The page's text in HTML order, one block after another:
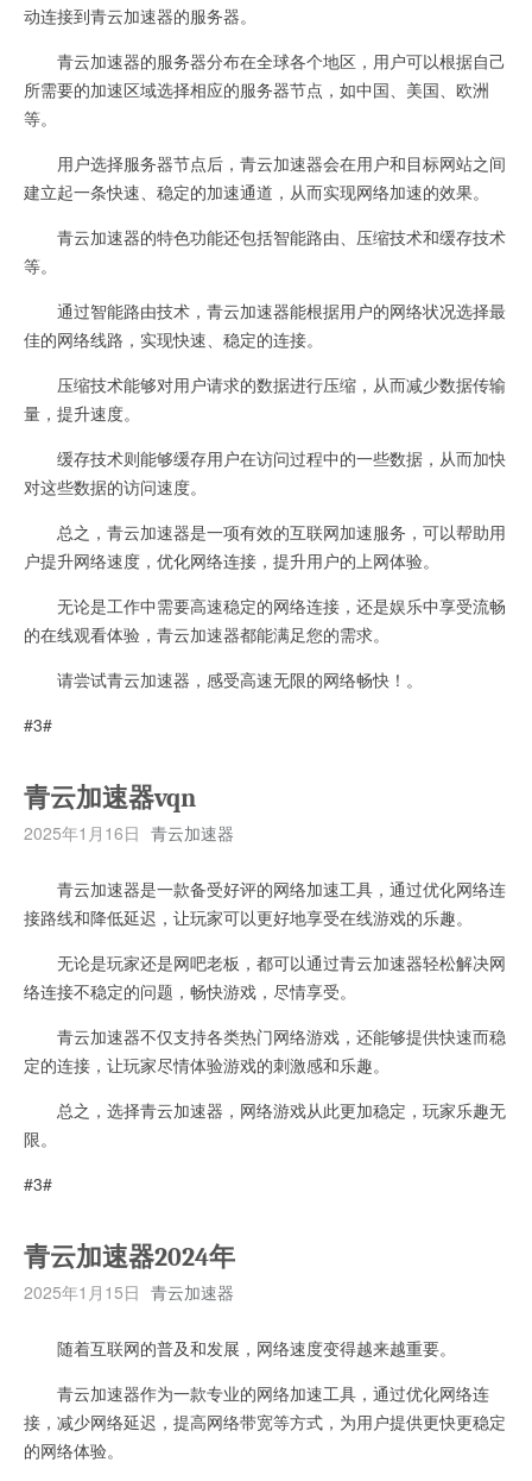
动连接到青云加速器的服务器。
青云加速器的服务器分布在全球各个地区，用户可以根据自己
所需要的加速区域选择相应的服务器节点，如中国、美国、欧洲
等。
用户选择服务器节点后，青云加速器会在用户和目标网站之间
建立起一条快速、稳定的加速通道，从而实现网络加速的效果。
青云加速器的特色功能还包括智能路由、压缩技术和缓存技术
等。
通过智能路由技术，青云加速器能根据用户的网络状况选择最
佳的网络线路，实现快速、稳定的连接。
压缩技术能够对用户请求的数据进行压缩，从而减少数据传输
量，提升速度。
缓存技术则能够缓存用户在访问过程中的一些数据，从而加快
对这些数据的访问速度。
总之，青云加速器是一项有效的互联网加速服务，可以帮助用
户提升网络速度，优化网络连接，提升用户的上网体验。
无论是工作中需要高速稳定的网络连接，还是娱乐中享受流畅
的在线观看体验，青云加速器都能满足您的需求。
请尝试青云加速器，感受高速无限的网络畅快！。
#3#
青云加速器vqn
2025年1月16日 青云加速器
青云加速器是一款备受好评的网络加速工具，通过优化网络连
接路线和降低延迟，让玩家可以更好地享受在线游戏的乐趣。
无论是玩家还是网吧老板，都可以通过青云加速器轻松解决网
络连接不稳定的问题，畅快游戏，尽情享受。
青云加速器不仅支持各类热门网络游戏，还能够提供快速而稳
定的连接，让玩家尽情体验游戏的刺激感和乐趣。
总之，选择青云加速器，网络游戏从此更加稳定，玩家乐趣无
限。
#3#
青云加速器2024年
2025年1月15日 青云加速器
随着互联网的普及和发展，网络速度变得越来越重要。
青云加速器作为一款专业的网络加速工具，通过优化网络连
接，减少网络延迟，提高网络带宽等方式，为用户提供更快更稳定
的网络体验。